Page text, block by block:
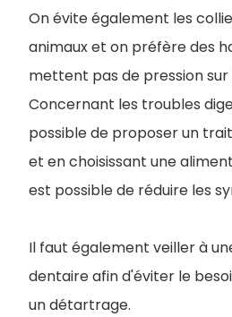
On évite également les
animaux et on préfère des
mettent pas de pression
Concernant les troubles
possible de proposer un
et en choisissant une
est possible de réduire les
Il faut également veiller à
dentaire afin d'éviter le
un détartrage.